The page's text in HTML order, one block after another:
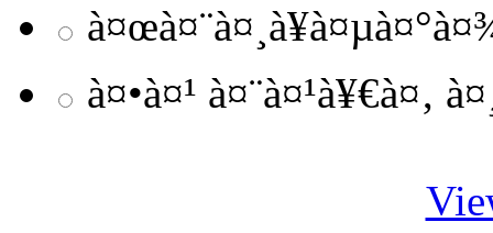
à¤•à¤¹ à¤¨à¤¹à¥€à¤‚